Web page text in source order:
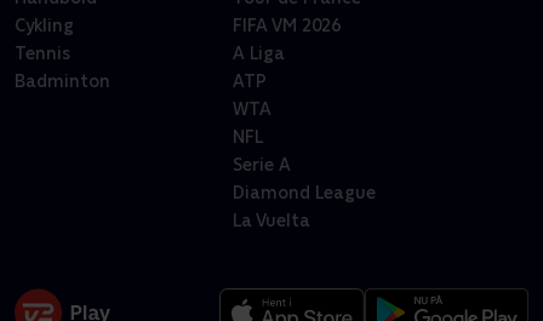
Cykling
Tennis
Badminton
FIFA VM 2026
A Liga
ATP
WTA
NFL
Serie A
Diamond League
La Vuelta